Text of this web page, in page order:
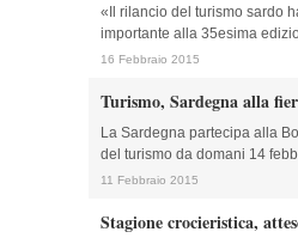
«Il rilancio del turismo sardo
importante alla 35esima
16 Febbraio 2015
Turismo, Sardegna alla
La Sardegna partecipa alla
del turismo da domani 14
11 Febbraio 2015
Stagione crocieristica,